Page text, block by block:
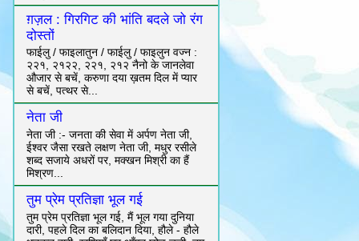
ग़ज़ल : गिरगिट की भांति बदले जो रंग
दोस्तों
फाईलु / फाइलातुन / फाईलु / फाइलुन वज्न :
२२१, २१२२, २२१, २१२ नैनो के जानलेवा
औजार से बचें, करुणा दया ख़तम दिल में प्यार
से बचें, पत्थर से...
नेता जी
नेता जी :- जनता की सेवा में अर्पण नेता जी,
ईश्वर जैसा रखते लक्षण नेता जी, मधुर रसीले
शब्द सजाये अधरों पर, मक्खन मिश्री का हैं
मिश्रण...
तुम प्रेम प्रतिज्ञा भूल गई
तुम प्रेम प्रतिज्ञा भूल गई, मैं भूल गया दुनिया
दारी, पहले दिल का बलिदान दिया, हौले - हौले